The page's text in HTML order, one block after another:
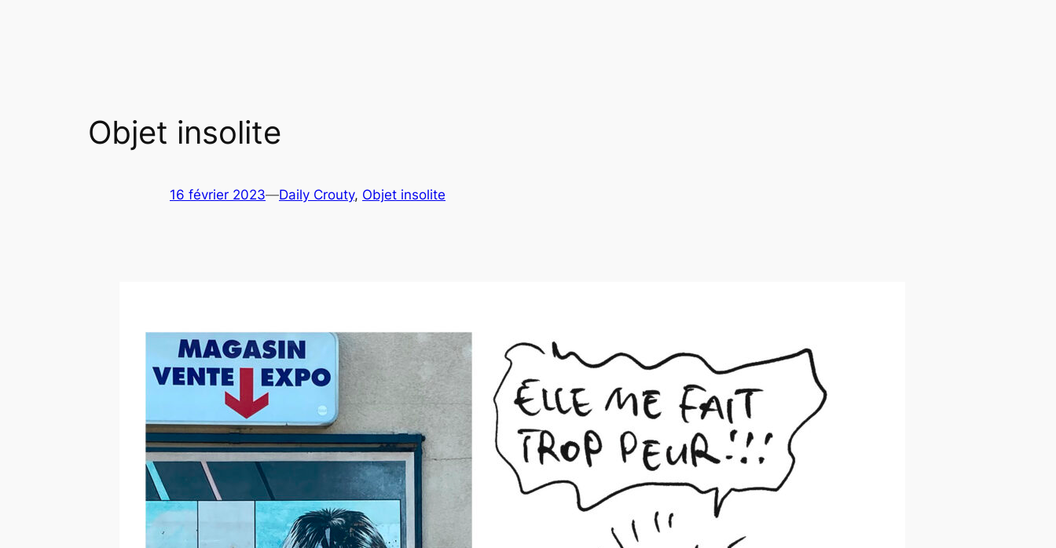
Objet insolite
16 février 2023—Daily Crouty, Objet insolite